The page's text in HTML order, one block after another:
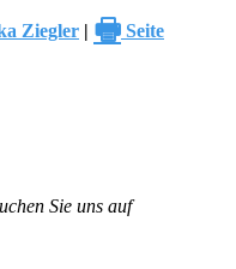
Ziegler | 🖶 Seite
Sie uns auf